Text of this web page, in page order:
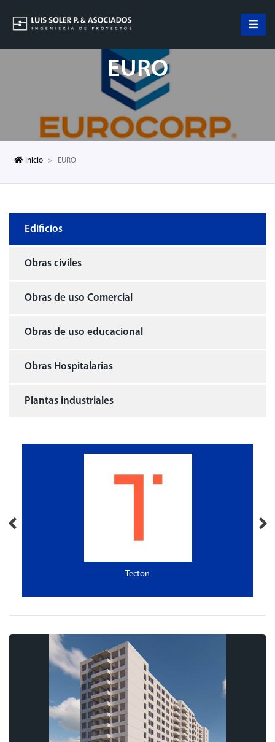
EURO
Inicio EURO
Edificios
Obras civiles
Obras de uso Comercial
Obras de uso educacional
Obras Hospitalarias
Plantas industriales
Tecton